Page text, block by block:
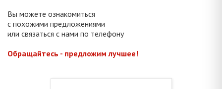
Вы можете ознакомиться
с похожими предложениями
или связаться с нами по телефону
Обращайтесь - предложим лучшее!